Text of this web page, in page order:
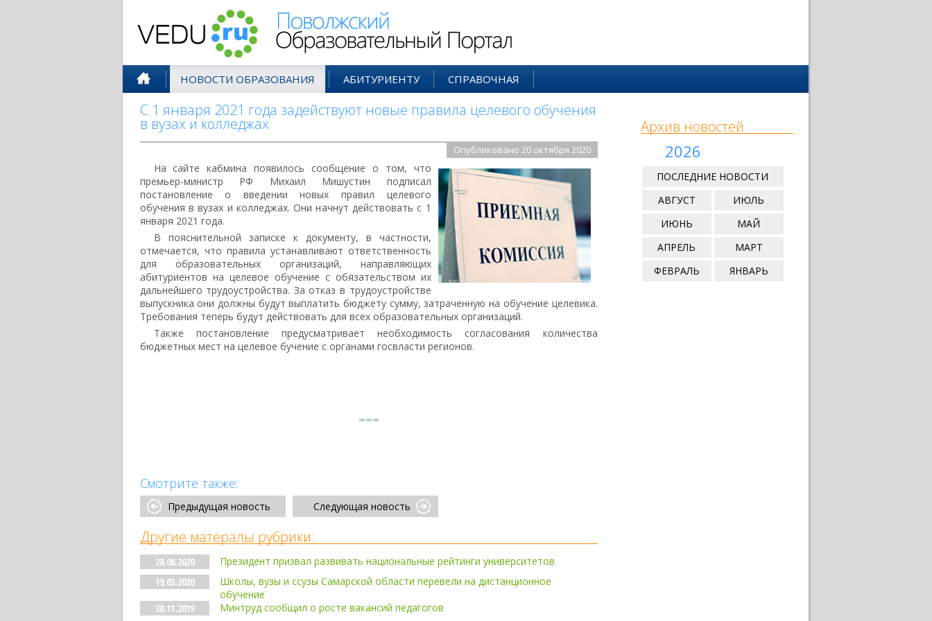
НОВОСТИ ОБРАЗОВАНИЯ АБИТУРИЕНТУ СПРАВОЧНАЯ
С 1 января 2021 года задействуют новые правила целевого обучения
в вузах и колледжах
Опубликовано 20 октября 2020
На сайте кабмина появилось сообщение о том, что
премьер-министр РФ Михаил Мишустин подписал
постановление о введении новых правил целевого
обучения в вузах и колледжах. Они начнут действовать с 1
января 2021 года.
В пояснительной записке к документу, в частности,
отмечается, что правила устанавливают ответственность
для образовательных организаций, направляющих
абитуриентов на целевое обучение с обязательством их
дальнейшего трудоустройства. За отказ в трудоустройстве
выпускника они должны будут выплатить бюджету сумму, затраченную на обучение целевика.
Требования теперь будут действовать для всех образовательных организаций.
Также постановление предусматривает необходимость согласования количества
бюджетных мест на целевое бучение с органами госвласти регионов.
Смотрите также:
Предыдущая новость Следующая новость
Другие матералы рубрики:
28.06.2020
Президент призвал развивать национальные рейтинги университетов
19.03.2020
Школы, вузы и ссузы Самарской области перевели на дистанционное
обучение
30.11.2019
Минтруд сообщил о росте вакансий педагогов
Архив новостей
2026
ПОСЛЕДНИЕ НОВОСТИ
АВГУСТ
ИЮЛЬ
ИЮНЬ
МАЙ
АПРЕЛЬ
МАРТ
ФЕВРАЛЬ
ЯНВАРЬ